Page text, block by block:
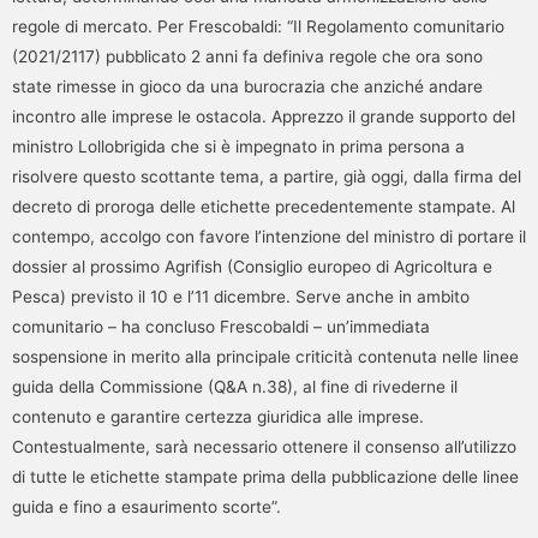
regole di mercato. Per Frescobaldi: “Il Regolamento comunitario
(2021/2117) pubblicato 2 anni fa definiva regole che ora sono
state rimesse in gioco da una burocrazia che anziché andare
incontro alle imprese le ostacola. Apprezzo il grande supporto del
ministro Lollobrigida che si è impegnato in prima persona a
risolvere questo scottante tema, a partire, già oggi, dalla firma del
decreto di proroga delle etichette precedentemente stampate. Al
contempo, accolgo con favore l’intenzione del ministro di portare il
dossier al prossimo Agrifish (Consiglio europeo di Agricoltura e
Pesca) previsto il 10 e l’11 dicembre. Serve anche in ambito
comunitario – ha concluso Frescobaldi – un’immediata
sospensione in merito alla principale criticità contenuta nelle linee
guida della Commissione (Q&A n.38), al fine di rivederne il
contenuto e garantire certezza giuridica alle imprese.
Contestualmente, sarà necessario ottenere il consenso all’utilizzo
di tutte le etichette stampate prima della pubblicazione delle linee
guida e fino a esaurimento scorte”.